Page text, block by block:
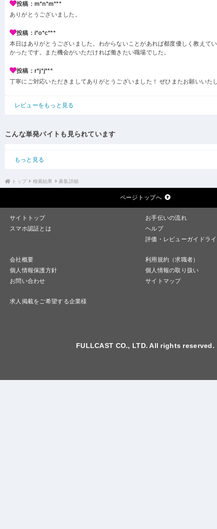
投稿：m*n*m***
ありがとうございました。
投稿：i*o*c***
本日はありがとうございました。わからないことがあれば都度優しく教えて
かったです。また機会がいただければ働きたい職場でした。
投稿：r*j*j***
丁寧にご対応いただきましてありがとうございました！ ぜひまたお願いいた
レビューをもっと見る
こんな単発バイトも見られています
もっと見る
トップ 検索結果 募集詳細
ページトップへ
サイトトップ
お手伝いの流れ
スマホ認証とは
ヘルプ
評価・レビューガイドラ
会社概要
利用規約（求職者）
個人情報保護方針
個人情報の取り扱い
お問い合わせ
サイトマップ
求人掲載をご希望する企業様
FULLCAST CO., LTD. All rights reserved.